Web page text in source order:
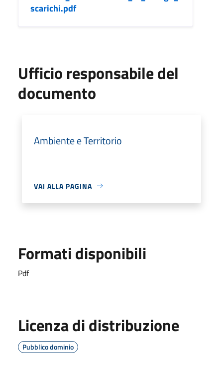
scarichi.pdf
Ufficio responsabile del
documento
Ambiente e Territorio
VAI ALLA PAGINA
Formati disponibili
Pdf
Licenza di distribuzione
Pubblico dominio